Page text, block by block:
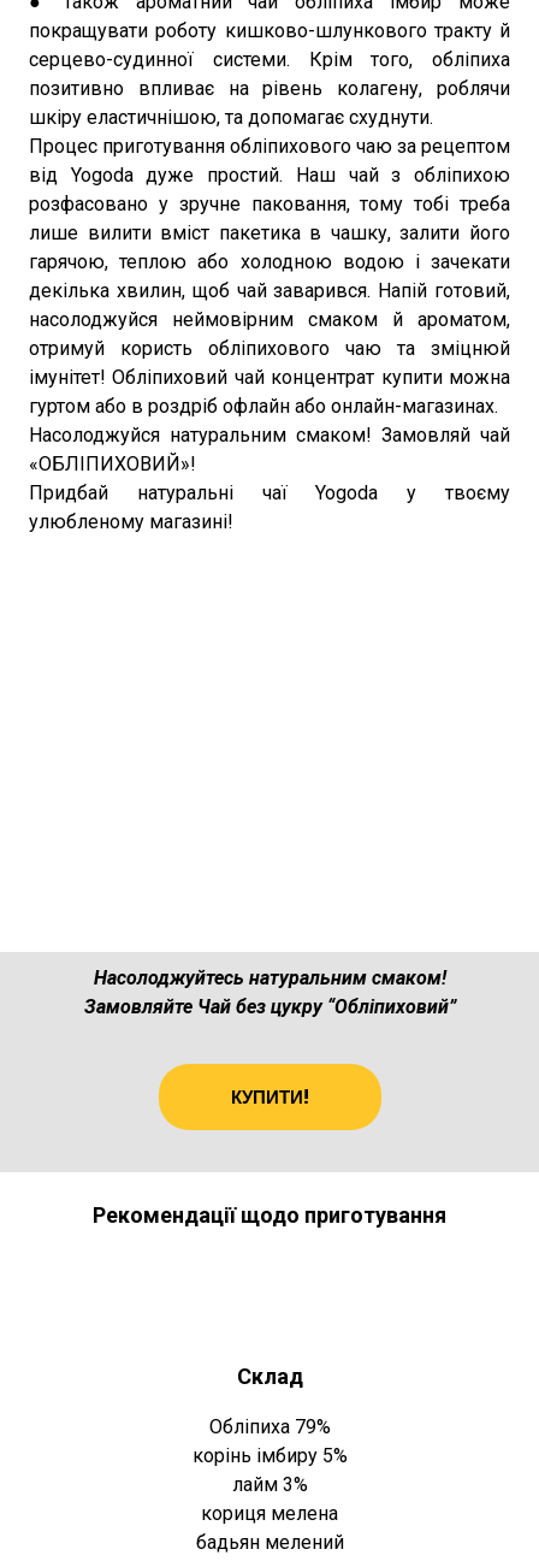
покращувати роботу кишково-шлункового тракту й
серцево-судинної системи. Крім того, обліпиха
позитивно впливає на рівень колагену, роблячи
шкіру еластичнішою, та допомагає схуднути.
Процес приготування обліпихового чаю за рецептом
від Yogoda дуже простий. Наш чай з обліпихою
розфасовано у зручне паковання, тому тобі треба
лише вилити вміст пакетика в чашку, залити його
гарячою, теплою або холодною водою і зачекати
декілька хвилин, щоб чай заварився. Напій готовий,
насолоджуйся неймовірним смаком й ароматом,
отримуй користь обліпихового чаю та зміцнюй
імунітет! Обліпиховий чай концентрат купити можна
гуртом або в роздріб офлайн або онлайн-магазинах.
Насолоджуйся натуральним смаком! Замовляй чай
«ОБЛІПИХОВИЙ»!
Придбай натуральні чаї Yogoda у твоєму
улюбленому магазині!
Насолоджуйтесь натуральним смаком!
Замовляйте Чай без цукру “Обліпиховий”
КУПИТИ!
Рекомендації щодо приготування
Склад
Обліпиха 79%
корінь імбиру 5%
лайм 3%
кориця мелена
бадьян мелений